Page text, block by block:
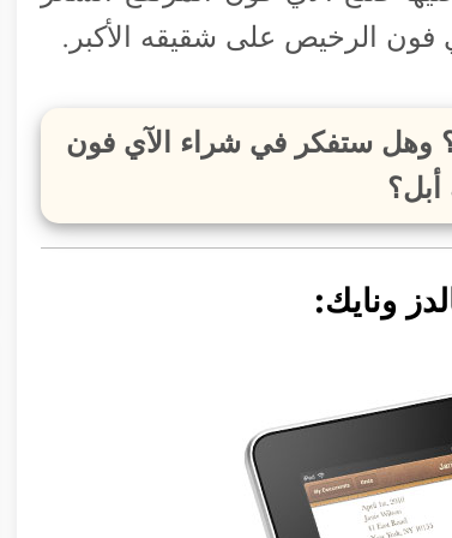
فون الرخيص على شقيقه الأكبر.
وهل ستفكر في شراء الآي فون
ونايك: